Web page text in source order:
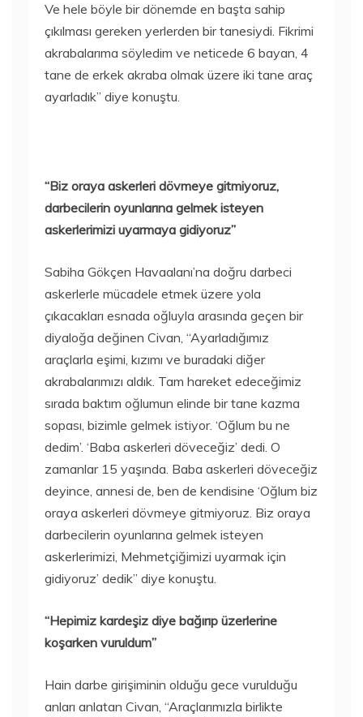
Ve hele böyle bir dönemde en başta sahip
çıkılması gereken yerlerden bir tanesiydi. Fikrimi
akrabalarıma söyledim ve neticede 6 bayan, 4
tane de erkek akraba olmak üzere iki tane araç
ayarladık” diye konuştu.
“Biz oraya askerleri dövmeye gitmiyoruz,
darbecilerin oyunlarına gelmek isteyen
askerlerimizi uyarmaya gidiyoruz”
Sabiha Gökçen Havaalanı’na doğru darbeci
askerlerle mücadele etmek üzere yola
çıkacakları esnada oğluyla arasında geçen bir
diyaloğa değinen Civan, “Ayarladığımız
araçlarla eşimi, kızımı ve buradaki diğer
akrabalarımızı aldık. Tam hareket edeceğimiz
sırada baktım oğlumun elinde bir tane kazma
sopası, bizimle gelmek istiyor. ‘Oğlum bu ne
dedim’. ‘Baba askerleri döveceğiz’ dedi. O
zamanlar 15 yaşında. Baba askerleri döveceğiz
deyince, annesi de, ben de kendisine ‘Oğlum biz
oraya askerleri dövmeye gitmiyoruz. Biz oraya
darbecilerin oyunlarına gelmek isteyen
askerlerimizi, Mehmetçiğimizi uyarmak için
gidiyoruz’ dedik” diye konuştu.
“Hepimiz kardeşiz diye bağırıp üzerlerine
koşarken vuruldum”
Hain darbe girişiminin olduğu gece vurulduğu
anları anlatan Civan, “Araçlarımızla birlikte